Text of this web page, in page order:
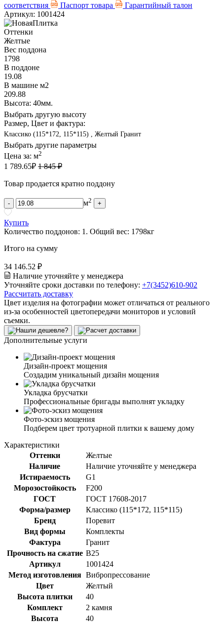
соответствия Паспорт товара
Гарантийный талон
Артикул: 1001424
Оттенки
Желтые
Вес поддона
1798
В поддоне
19.08
В машине м2
209.88
Высота: 40мм.
Выбрать другую высоту
Размер, Цвет и фактура:
Классико (115*172, 115*115) , Желтый Гранит
Выбрать другие параметры
Цена за: м2
1 789.65₽ 1 845 ₽
Товар продается кратно поддону
- м2 +
Купить
Количество поддонов: 1 . Общий вес: 1798кг
Итого на сумму
34 146.52 ₽
Наличие уточняйте у менеджера
Уточняйте сроки доставки по телефону: +7(3452)610-902
Рассчитать доставку
Цвет изделия на фотографии может отличаться от реального
из-за особенностей цветопередачи мониторов и условий
съемки.
Дополнительные услуги
Дизайн-проект мощения
Создадим уникальный дизайн мощения
Укладка брусчатки
Профессиональные бригады выполнят укладку
Фото-эскиз мощения
Подберем цвет тротуарной плитки к вашему дому
Характеристики
Оттенки
Желтые
Наличие
Наличие уточняйте у менеджера
Истираемость
G1
Морозостойкость
F200
ГОСТ
ГОСТ 17608-2017
Форма/размер
Классико (115*172, 115*115)
Бренд
Поревит
Вид формы
Комплекты
Фактура
Гранит
Прочность на сжатие B25
Артикул
1001424
Метод изготовления Вибропрессование
Цвет
Желтый
Высота плитки
40
Комплект
2 камня
Высота
40